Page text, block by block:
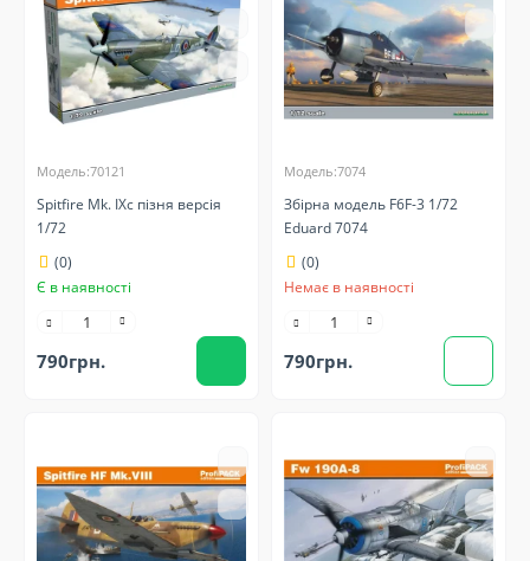
Модель:70121
Spitfire Mk. IXc пізня версія
1/72
(0)
Є в наявності
790грн.
Модель:7074
Збірна модель F6F-3 1/72
Eduard 7074
(0)
Немає в наявності
790грн.